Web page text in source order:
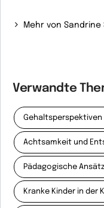
Mehr von Sandrine
Verwandte
Gehaltsperspektiven
Achtsamkeit und
Pädagogische
Kranke Kinder in der